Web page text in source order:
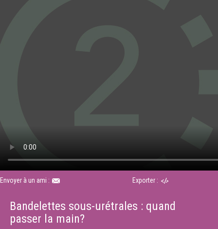
Envoyer à un ami : Exporter :
Bandelettes sous-urétrales : quand
passer la main?